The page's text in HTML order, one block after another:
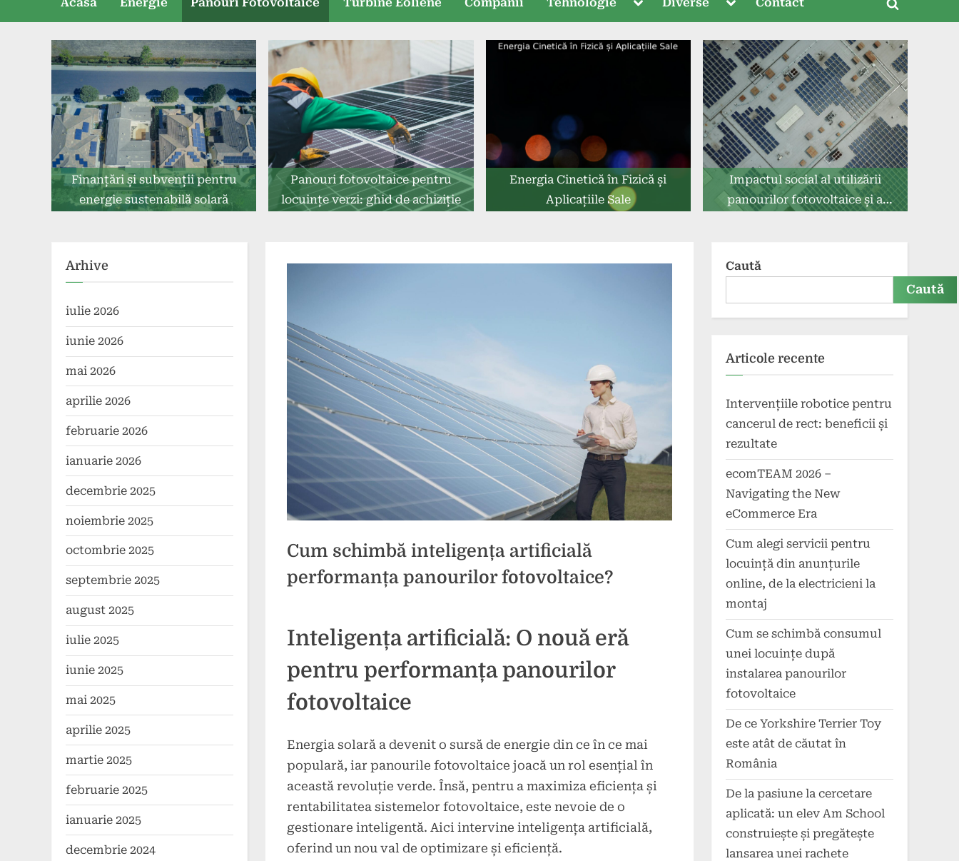
menu
menu
Toggle
form
Finanțări și subvenții pentru
energie sustenabilă solară
Panouri fotovoltaice pentru
locuințe verzi: ghid de achiziție
Energia Cinetică în Fizică și
Aplicațiile Sale
Impactul social al utilizării
panourilor fotovoltaice și a
Cum schimbă inteligența artificială
performanța panourilor fotovoltaice?
on
noiembrie
Inteligența artificială: O nouă eră
pentru performanța panourilor
fotovoltaice
Energia solară a devenit o sursă de energie din ce în ce mai
populară, iar panourile fotovoltaice joacă un rol esențial în
această revoluție verde. Însă, pentru a maximiza eficiența și
rentabilitatea sistemelor fotovoltaice, este nevoie de o
gestionare inteligentă. Aici intervine inteligența artificială,
oferind un nou val de optimizare și eficiență.
Arhive
iulie 2026
iunie 2026
mai 2026
aprilie 2026
februarie 2026
ianuarie 2026
decembrie 2025
noiembrie 2025
octombrie 2025
septembrie 2025
august 2025
iulie 2025
iunie 2025
mai 2025
aprilie 2025
martie 2025
februarie 2025
ianuarie 2025
decembrie 2024
Caută
Caută
Articole recente
Intervențiile robotice pentru
cancerul de rect: beneficii și
rezultate
ecomTEAM 2026 –
Navigating the New
eCommerce Era
Cum alegi servicii pentru
locuință din anunțurile
online, de la electricieni la
montaj
Cum se schimbă consumul
unei locuințe după
instalarea panourilor
fotovoltaice
De ce Yorkshire Terrier Toy
este atât de căutat în
România
De la pasiune la cercetare
aplicată: un elev Am School
construiește și pregătește
lansarea unei rachete